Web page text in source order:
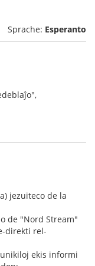
Sprache: Esperanto
jezuiteco de la
de "Nord Stream"
direkti rel-
ekis informi